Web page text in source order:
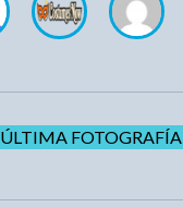
ÚLTIMA FOTOGRAFÍA